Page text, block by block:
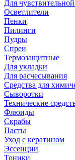
Для
Осветлители
Пенки
Пилинги
Пудры
Спреи
Термозащитные
Для укладки
Для расчесывания
Средства для
Сыворотки
Технические
Флюиды
Скрабы
Пасты
Уход с кератином
Эссенции
Тоники